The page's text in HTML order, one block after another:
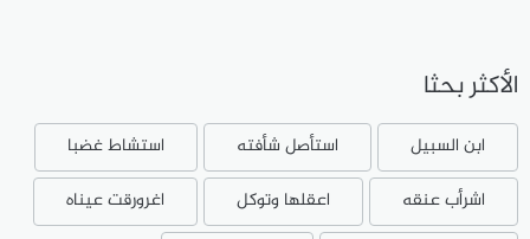
الأكثر بحثا
ابن السبيل استأصل شأفته
استشاط غضبا
اشرأب عنقه
اعقلها وتوكل
اغرورقت عيناه